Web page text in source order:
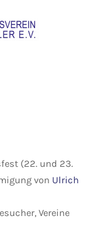
(22. und 23.
von Ulrich
Vereine